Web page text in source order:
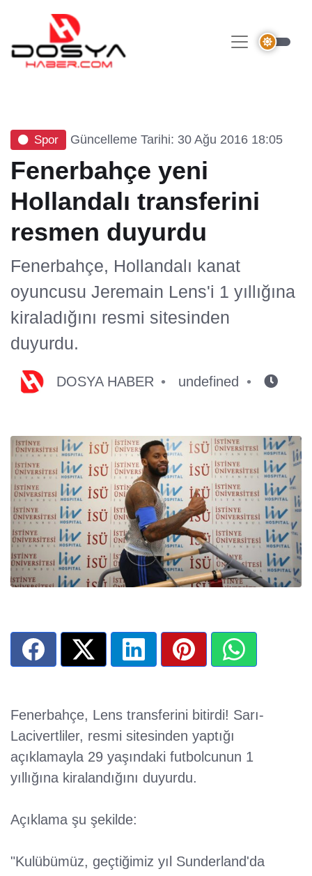
Spor Güncelleme Tarihi: 30 Ağu 2016 18:05
Fenerbahçe yeni
Hollandalı transferini
resmen duyurdu
Fenerbahçe, Hollandalı kanat
oyuncusu Jeremain Lens'i 1 yıllığına
kiraladığını resmi sitesinden
duyurdu.
DOSYA HABER undefined
Fenerbahçe, Lens transferini bitirdi! Sarı-
Lacivertliler, resmi sitesinden yaptığı
açıklamayla 29 yaşındaki futbolcunun 1
yıllığına kiralandığını duyurdu.
Açıklama şu şekilde:
"Kulübümüz, geçtiğimiz yıl Sunderland'da